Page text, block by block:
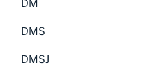
DM
DMS
DMSJ